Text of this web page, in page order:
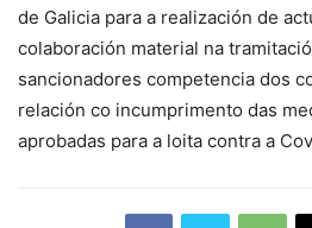
de Galicia para a realización de
colaboración material na
sancionadores competencia dos
relación co incumprimento das
aprobadas para a loita contra a